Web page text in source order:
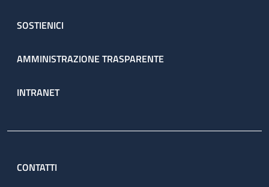
SOSTIENICI
AMMINISTRAZIONE TRASPARENTE
INTRANET
CONTATTI